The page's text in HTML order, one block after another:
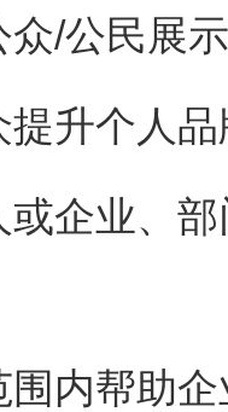
众/公民展
提升个人
或企业、
围内帮助